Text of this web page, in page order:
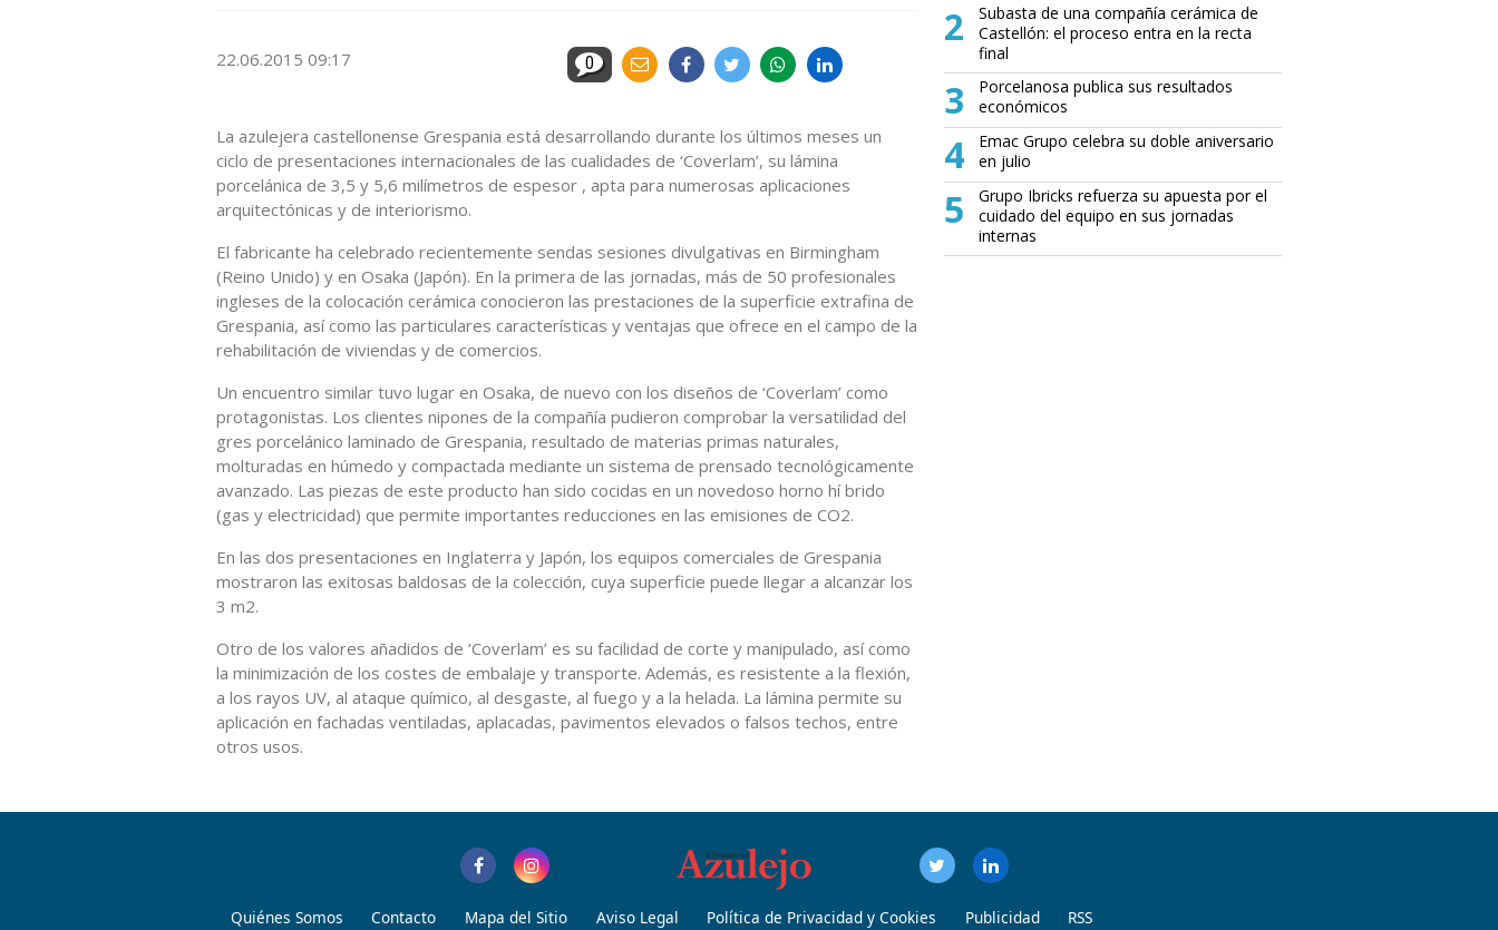
22.06.2015 09:17 0
La azulejera castellonense Grespania está desarrollando durante los últimos meses un
ciclo de presentaciones internacionales de las cualidades de ‘Coverlam’, su lámina
porcelánica de 3,5 y 5,6 milímetros de espesor , apta para numerosas aplicaciones
arquitectónicas y de interiorismo.
El fabricante ha celebrado recientemente sendas sesiones divulgativas en Birmingham
(Reino Unido) y en Osaka (Japón). En la primera de las jornadas, más de 50 profesionales
ingleses de la colocación cerámica conocieron las prestaciones de la superficie extrafina de
Grespania, así como las particulares características y ventajas que ofrece en el campo de la
rehabilitación de viviendas y de comercios.
Un encuentro similar tuvo lugar en Osaka, de nuevo con los diseños de ‘Coverlam’ como
protagonistas. Los clientes nipones de la compañía pudieron comprobar la versatilidad del
gres porcelánico laminado de Grespania, resultado de materias primas naturales,
molturadas en húmedo y compactada mediante un sistema de prensado tecnológicamente
avanzado. Las piezas de este producto han sido cocidas en un novedoso horno hí brido
(gas y electricidad) que permite importantes reducciones en las emisiones de CO2.
En las dos presentaciones en Inglaterra y Japón, los equipos comerciales de Grespania
mostraron las exitosas baldosas de la colección, cuya superficie puede llegar a alcanzar los
3 m2.
Otro de los valores añadidos de ‘Coverlam’ es su facilidad de corte y manipulado, así como
la minimización de los costes de embalaje y transporte. Además, es resistente a la flexión,
a los rayos UV, al ataque químico, al desgaste, al fuego y a la helada. La lámina permite su
aplicación en fachadas ventiladas, aplacadas, pavimentos elevados o falsos techos, entre
otros usos.
2
Subasta de una compañía cerámica de
Castellón: el proceso entra en la recta
final
3
Porcelanosa publica sus resultados
económicos
4
Emac Grupo celebra su doble aniversario
en julio
5
Grupo Ibricks refuerza su apuesta por el
cuidado del equipo en sus jornadas
internas
Quiénes Somos Contacto Mapa del Sitio Aviso Legal Política de Privacidad y Cookies Publicidad RSS